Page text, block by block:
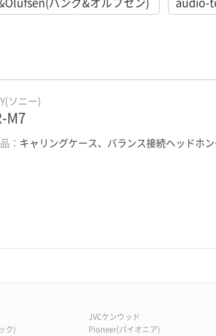
ソニー)
M7
： キャリングケース、バランス接続ヘッドホ
JVCケンウッド
ク) Pioneer(パイオニア)